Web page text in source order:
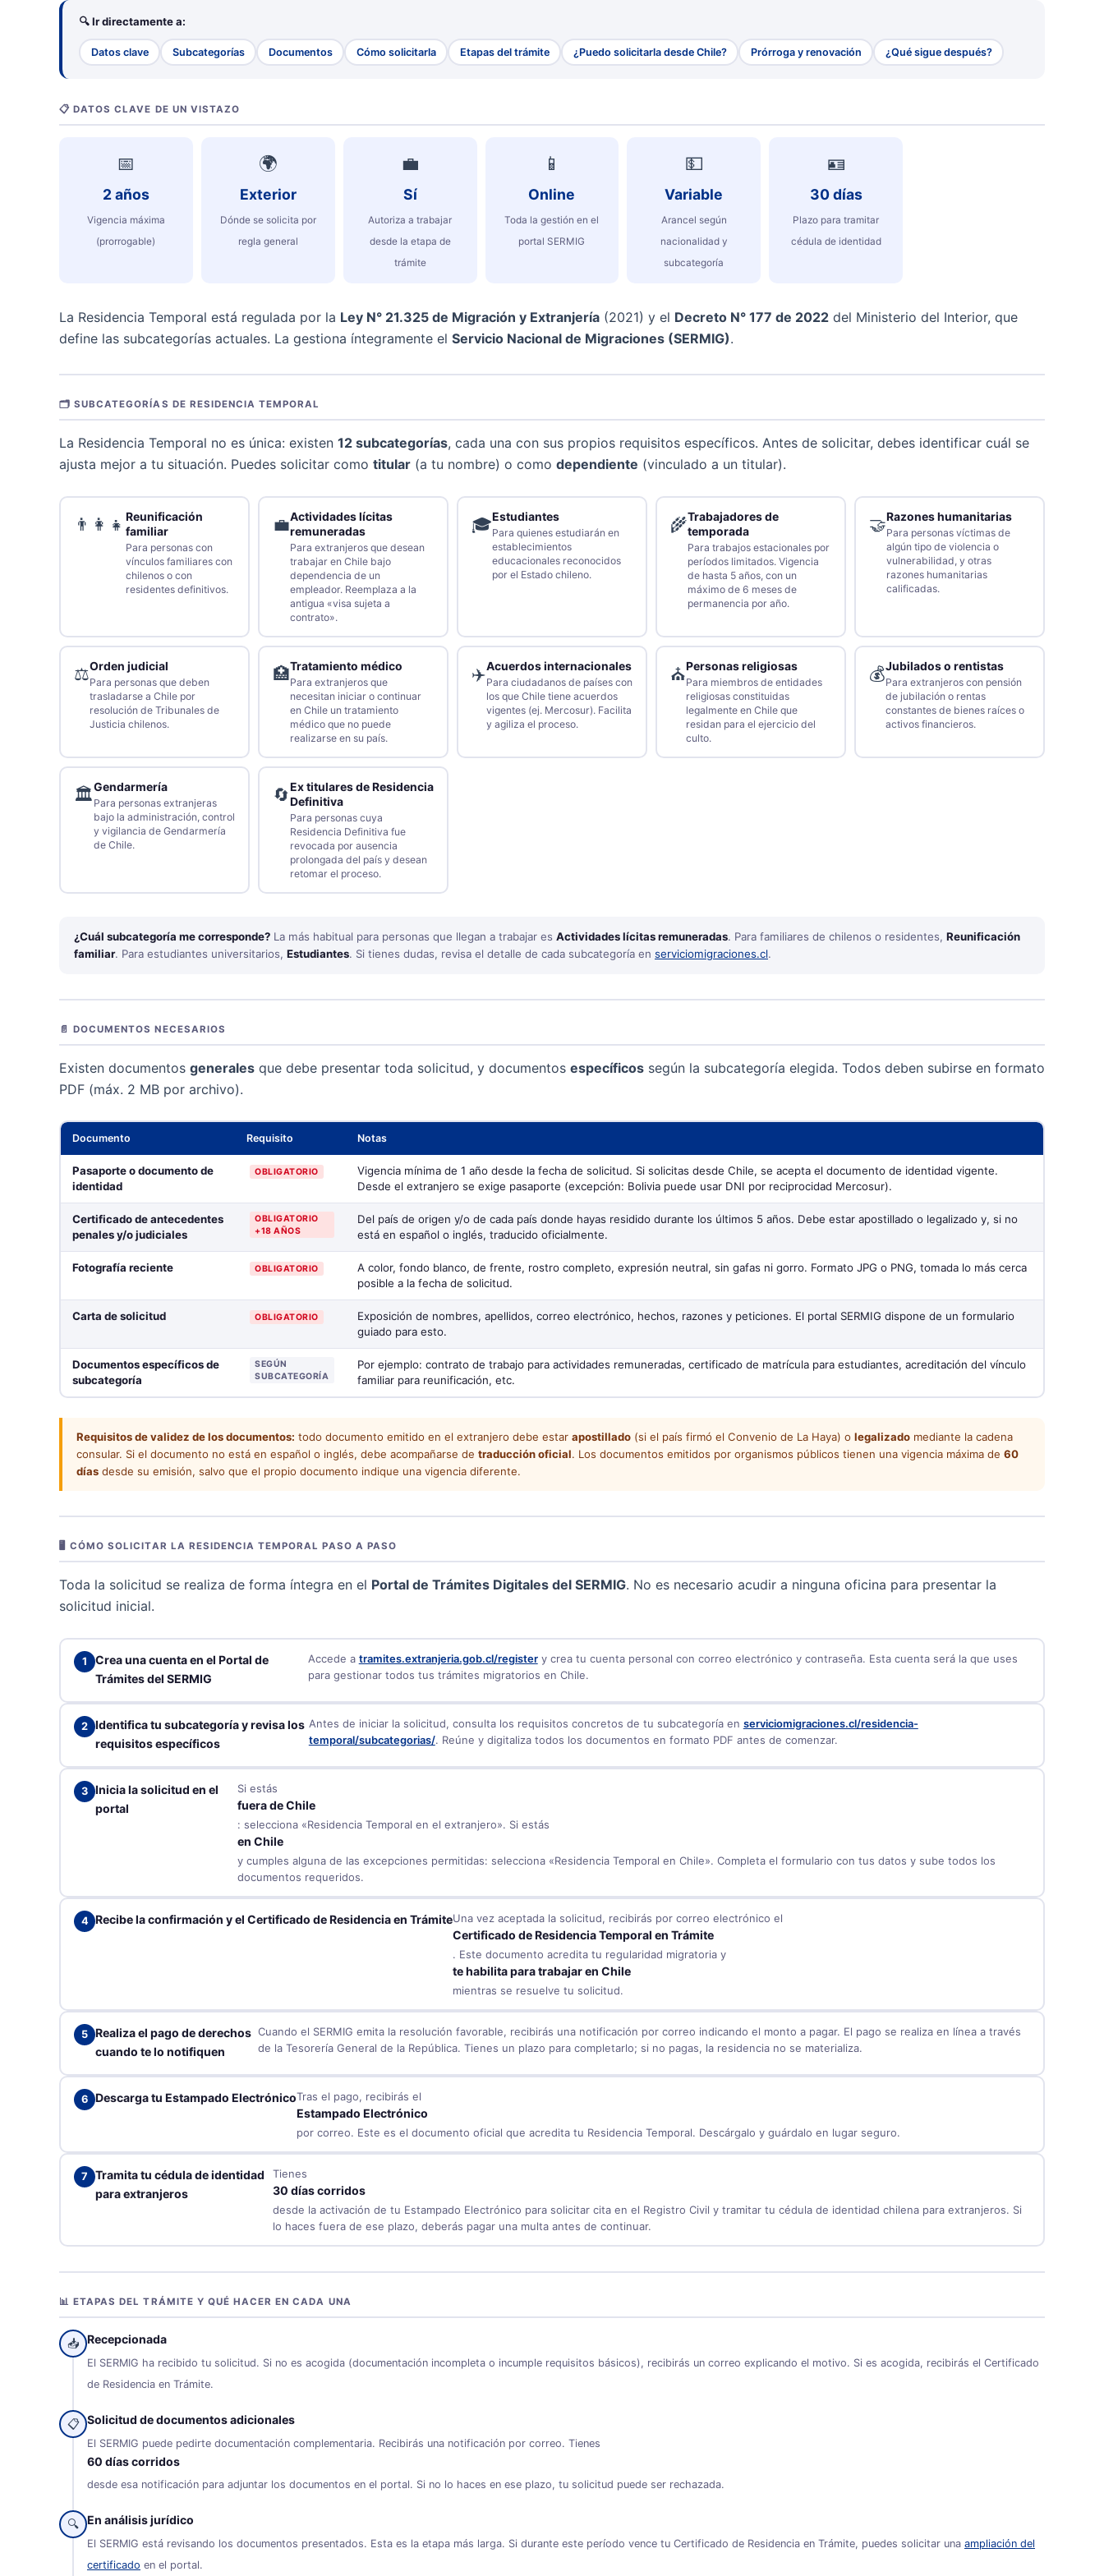
🔍 Ir directamente a:
Datos clave Subcategorías Documentos Cómo solicitarla Etapas del trámite ¿Puedo solicitarla desde Chile? Prórroga y renovación ¿Qué sigue después?
📋 DATOS CLAVE DE UN VISTAZO
📅
2 años
Vigencia máxima
(prorrogable)
🌍
Exterior
Dónde se solicita por
regla general
💼
Sí
Autoriza a trabajar
desde la etapa de
trámite
📱
Online
Toda la gestión en el
portal SERMIG
💵
Variable
Arancel según
nacionalidad y
subcategoría
🪪
30 días
Plazo para tramitar
cédula de identidad
La Residencia Temporal está regulada por la Ley N° 21.325 de Migración y Extranjería (2021) y el Decreto N° 177 de 2022 del Ministerio del Interior, que
define las subcategorías actuales. La gestiona íntegramente el Servicio Nacional de Migraciones (SERMIG).
🗂️ SUBCATEGORÍAS DE RESIDENCIA TEMPORAL
La Residencia Temporal no es única: existen 12 subcategorías, cada una con sus propios requisitos específicos. Antes de solicitar, debes identificar cuál se
ajusta mejor a tu situación. Puedes solicitar como titular (a tu nombre) o como dependiente (vinculado a un titular).
👨‍👩‍👧 Reunificación
familiar
Para personas con
vínculos familiares con
chilenos o con
residentes definitivos.
💼Actividades lícitas
remuneradas
Para extranjeros que desean
trabajar en Chile bajo
dependencia de un
empleador. Reemplaza a la
antigua «visa sujeta a
contrato».
🎓Estudiantes
Para quienes estudiarán en
establecimientos
educacionales reconocidos
por el Estado chileno.
🌾Trabajadores de
temporada
Para trabajos estacionales por
períodos limitados. Vigencia
de hasta 5 años, con un
máximo de 6 meses de
permanencia por año.
🤝Razones humanitarias
Para personas víctimas de
algún tipo de violencia o
vulnerabilidad, y otras
razones humanitarias
calificadas.
⚖️Orden judicial
Para personas que deben
trasladarse a Chile por
resolución de Tribunales de
Justicia chilenos.
🏥Tratamiento médico
Para extranjeros que
necesitan iniciar o continuar
en Chile un tratamiento
médico que no puede
realizarse en su país.
✈️Acuerdos internacionales
Para ciudadanos de países con
los que Chile tiene acuerdos
vigentes (ej. Mercosur). Facilita
y agiliza el proceso.
⛪Personas religiosas
Para miembros de entidades
religiosas constituidas
legalmente en Chile que
residan para el ejercicio del
culto.
💰Jubilados o rentistas
Para extranjeros con pensión
de jubilación o rentas
constantes de bienes raíces o
activos financieros.
🏛️Gendarmería
Para personas extranjeras
bajo la administración, control
y vigilancia de Gendarmería
de Chile.
🔄Ex titulares de Residencia
Definitiva
Para personas cuya
Residencia Definitiva fue
revocada por ausencia
prolongada del país y desean
retomar el proceso.
¿Cuál subcategoría me corresponde? La más habitual para personas que llegan a trabajar es Actividades lícitas remuneradas. Para familiares de chilenos o residentes, Reunificación
familiar. Para estudiantes universitarios, Estudiantes. Si tienes dudas, revisa el detalle de cada subcategoría en serviciomigraciones.cl.
📄 DOCUMENTOS NECESARIOS
Existen documentos generales que debe presentar toda solicitud, y documentos específicos según la subcategoría elegida. Todos deben subirse en formato
PDF (máx. 2 MB por archivo).
Documento Requisito Notas
Pasaporte o documento de
identidad
OBLIGATORIO
Vigencia mínima de 1 año desde la fecha de solicitud. Si solicitas desde Chile, se acepta el documento de identidad vigente.
Desde el extranjero se exige pasaporte (excepción: Bolivia puede usar DNI por reciprocidad Mercosur).
Certificado de antecedentes
penales y/o judiciales
OBLIGATORIO
+18 AÑOS
Del país de origen y/o de cada país donde hayas residido durante los últimos 5 años. Debe estar apostillado o legalizado y, si no
está en español o inglés, traducido oficialmente.
Fotografía reciente OBLIGATORIO
A color, fondo blanco, de frente, rostro completo, expresión neutral, sin gafas ni gorro. Formato JPG o PNG, tomada lo más cerca
posible a la fecha de solicitud.
Carta de solicitud OBLIGATORIO
Exposición de nombres, apellidos, correo electrónico, hechos, razones y peticiones. El portal SERMIG dispone de un formulario
guiado para esto.
Documentos específicos de
subcategoría
SEGÚN
SUBCATEGORÍA
Por ejemplo: contrato de trabajo para actividades remuneradas, certificado de matrícula para estudiantes, acreditación del vínculo
familiar para reunificación, etc.
Requisitos de validez de los documentos: todo documento emitido en el extranjero debe estar apostillado (si el país firmó el Convenio de La Haya) o legalizado mediante la cadena
consular. Si el documento no está en español o inglés, debe acompañarse de traducción oficial. Los documentos emitidos por organismos públicos tienen una vigencia máxima de 60
días desde su emisión, salvo que el propio documento indique una vigencia diferente.
🖥️ CÓMO SOLICITAR LA RESIDENCIA TEMPORAL PASO A PASO
Toda la solicitud se realiza de forma íntegra en el Portal de Trámites Digitales del SERMIG. No es necesario acudir a ninguna oficina para presentar la
solicitud inicial.
Crea una cuenta en el Portal de
Trámites del SERMIG
Accede a tramites.extranjeria.gob.cl/registery crea tu cuenta personal con correo electrónico y contraseña. Esta cuenta será la que uses
para gestionar todos tus trámites migratorios en Chile.
Identifica tu subcategoría y revisa los
requisitos específicos
Antes de iniciar la solicitud, consulta los requisitos concretos de tu subcategoría en serviciomigraciones.cl/residencia-
temporal/subcategorias/. Reúne y digitaliza todos los documentos en formato PDF antes de comenzar.
Inicia la solicitud en el
portal
Si estás
fuera de Chile
: selecciona «Residencia Temporal en el extranjero». Si estás
en Chile
y cumples alguna de las excepciones permitidas: selecciona «Residencia Temporal en Chile». Completa el formulario con tus datos y sube todos los
documentos requeridos.
Recibe la confirmación y el Certificado de Residencia en TrámiteUna vez aceptada la solicitud, recibirás por correo electrónico el
Certificado de Residencia Temporal en Trámite
. Este documento acredita tu regularidad migratoria y
te habilita para trabajar en Chile
mientras se resuelve tu solicitud.
Realiza el pago de derechos
cuando te lo notifiquen
Cuando el SERMIG emita la resolución favorable, recibirás una notificación por correo indicando el monto a pagar. El pago se realiza en línea a través
de la Tesorería General de la República. Tienes un plazo para completarlo; si no pagas, la residencia no se materializa.
Descarga tu Estampado ElectrónicoTras el pago, recibirás el
Estampado Electrónico
por correo. Este es el documento oficial que acredita tu Residencia Temporal. Descárgalo y guárdalo en lugar seguro.
Tramita tu cédula de identidad
para extranjeros
Tienes
30 días corridos
desde la activación de tu Estampado Electrónico para solicitar cita en el Registro Civil y tramitar tu cédula de identidad chilena para extranjeros. Si
lo haces fuera de ese plazo, deberás pagar una multa antes de continuar.
📊 ETAPAS DEL TRÁMITE Y QUÉ HACER EN CADA UNA
📥 Recepcionada
El SERMIG ha recibido tu solicitud. Si no es acogida (documentación incompleta o incumple requisitos básicos), recibirás un correo explicando el motivo. Si es acogida, recibirás el Certificado
de Residencia en Trámite.
📋 Solicitud de documentos adicionales
El SERMIG puede pedirte documentación complementaria. Recibirás una notificación por correo. Tienes
60 días corridos
desde esa notificación para adjuntar los documentos en el portal. Si no lo haces en ese plazo, tu solicitud puede ser rechazada.
🔍 En análisis jurídico
El SERMIG está revisando los documentos presentados. Esta es la etapa más larga. Si durante este período vence tu Certificado de Residencia en Trámite, puedes solicitar una ampliación del
certificado en el portal.